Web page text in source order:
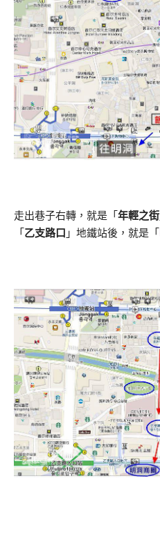
走出巷子右轉，就是「 年輕之街
「 乙支路口 」地鐵站後，就是「